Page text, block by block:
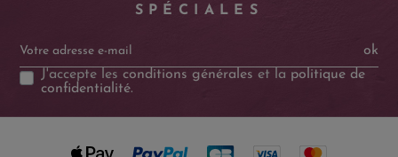
SPÉCIALES
ok
J'accepte lesconditions générales et la politique de
confidentialité.